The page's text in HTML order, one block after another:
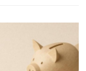
避險部位卻是沒有減少
失去動能，而光學股
死，股后川湖(2059)也
。